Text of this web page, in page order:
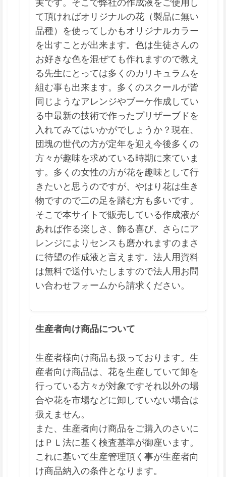
て頂ければオリジナルの花（製品に無い
品種）を使ってしかもオリジナルカラー
を出すことが出来ます。色は生徒さんの
お好きな色を混ぜても作れますので教え
る先生にとっては多くのカリキュラムを
組む事も出来ます。多くのスクールが皆
同じようなアレンジやブーケ作成してい
る中最新の技術で作ったプリザーブドを
入れてみてはいかがでしょうか？現在、
団塊の世代の方が定年を迎え今後多くの
方々が趣味を求めている時期に来ていま
す。多くの女性の方が花を趣味として行
きたいと思うのですが、やはり花は生き
物ですので二の足を踏む方も多いです。
そこで本サイトで販売している作成液が
あれば作る楽しさ、飾る喜び、さらにア
レンジによりセンスも磨かれますのまさ
に待望の作成液と言えます。法人用資料
は無料で送付いたしますので法人用お問
い合わせフォームから請求ください。
生産者向け商品について
生産者様向け商品も扱っております。生
産者向け商品は、花を生産していて卸を
行っている方々が対象ですそれ以外の場
合や花を市場などに卸していない場合は
扱えません。
また、生産者向け商品をご購入のさいに
はＰＬ法に基く検査基準が御座います。
これに基いて生産管理頂く事が生産者向
け商品納入の条件となります。